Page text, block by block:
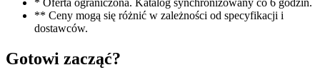
* Oferta ograniczona. Katalog synchronizowany co 6 godzin.
** Ceny mogą się różnić w zależności od specyfikacji i
dostawców.
Gotowi zacząć?